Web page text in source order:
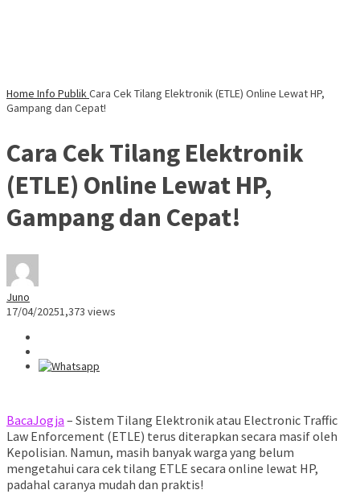
Home Info PublikCara Cek Tilang Elektronik (ETLE) Online Lewat HP,
Gampang dan Cepat!
Cara Cek Tilang Elektronik
(ETLE) Online Lewat HP,
Gampang dan Cepat!
Juno
17/04/20251,373 views
BacaJogja – Sistem Tilang Elektronik atau Electronic Traffic
Law Enforcement (ETLE) terus diterapkan secara masif oleh
Kepolisian. Namun, masih banyak warga yang belum
mengetahui cara cek tilang ETLE secara online lewat HP,
padahal caranya mudah dan praktis!